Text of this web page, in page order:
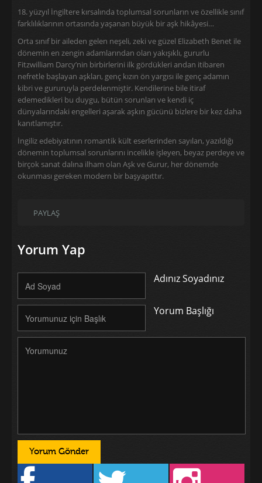
18. yüzyıl İngiltere kırsalında toplumsal sorunların ve özellikle sınıf
farklılıklarının ortasında yaşanan büyük bir aşk hikâyesi…
Orta sınıf bir aileden gelen neşeli, zeki ve güzel Elizabeth Benet ile
dönemin en zengin adamlarından olan yakışıklı, gururlu
Fitzwilliam Darcy’nin birbirlerini ilk gördükleri andan itibaren
nefretle başlayan aşkları, genç kızın ön yargısı ile genç adamın
kibri ve gururuyla perdelenmiştir. Kendilerine bile itiraf
edemedikleri bu duygu, bütün sorunları ve kendi iç
dünyalarındaki engelleri aşarak aşkın gücünü bizlere bir kez daha
kanıtlamıştır.
İngiliz edebiyatının romantik kült eserlerinden sayılan, yazıldığı
dönemin toplumsal sorunlarını incelikle işleyen, beyaz perdeye ve
birçok sanat dalına ilham olan Aşk ve Gurur, her dönemde
okunması gereken modern bir başyapıttır.
PAYLAŞ
Yorum Yap
Adınız Soyadınız
Yorum Başlığı